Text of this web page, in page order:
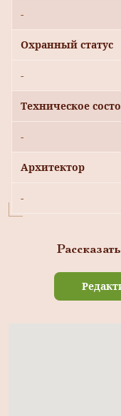
-
Охранный статус
-
Техническое
-
Архитектор
-